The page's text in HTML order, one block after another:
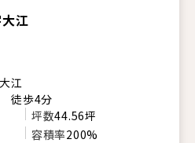
江
江
徒歩4分
坪数44.56坪
容積率200%